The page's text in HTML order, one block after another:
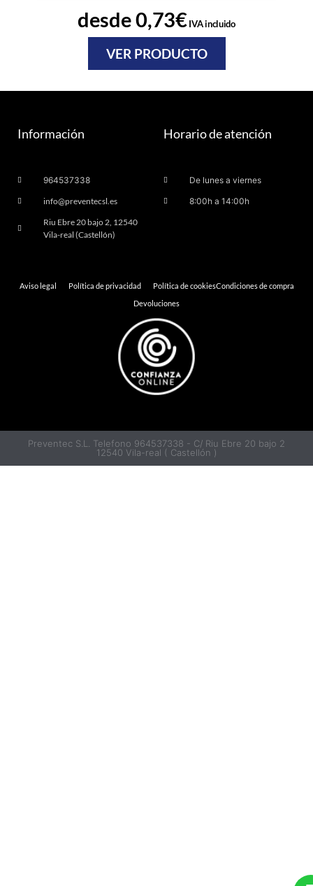
desde0,73€IVA incluido
VER PRODUCTO
Información
964537338
info@preventecsl.es
Riu Ebre 20 bajo 2, 12540
Vila-real (Castellón)
Horario de atención
De lunes a viernes
8:00h a 14:00h
Aviso legal Política de privacidad Política de cookiesCondiciones de compra
Devoluciones
Preventec S.L. Telefono 964537338 - C/ Riu Ebre 20 bajo 2
12540 Vila-real ( Castellón )